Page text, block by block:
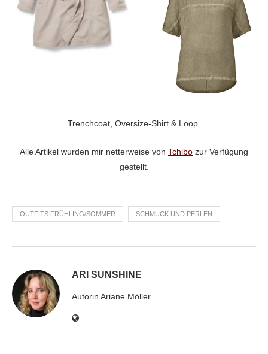
Trenchcoat, Oversize-Shirt & Loop
Alle Artikel wurden mir netterweise von Tchibo zur Verfügung
gestellt.
OUTFITS FRÜHLING/SOMMER SCHMUCK UND PERLEN
ARI SUNSHINE
Autorin Ariane Möller